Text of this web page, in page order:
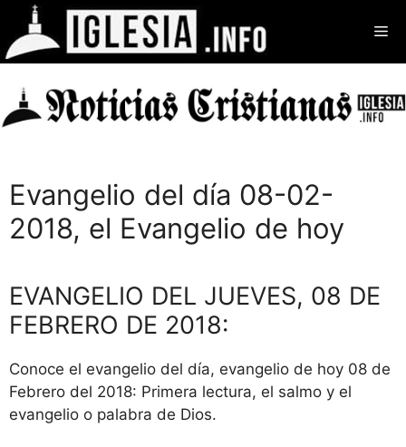
Saltar
contenido
Evangelio del día 08-02-
2018, el Evangelio de hoy
EVANGELIO DEL JUEVES, 08 DE
FEBRERO DE 2018:
Conoce el evangelio del día, evangelio de hoy 08 de
Febrero del 2018: Primera lectura, el salmo y el
evangelio o palabra de Dios.